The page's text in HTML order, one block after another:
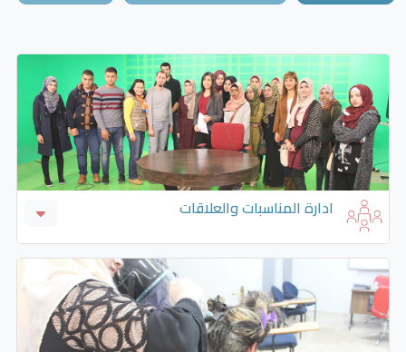
ادارة المناسبات والعلاقات
ادارة المناسبات
العلاقات العامة والإعلام